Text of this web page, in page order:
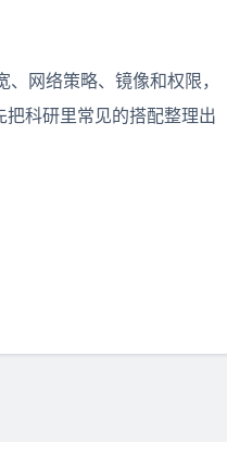
网络策略、镜像和权限，
科研里常见的搭配整理出